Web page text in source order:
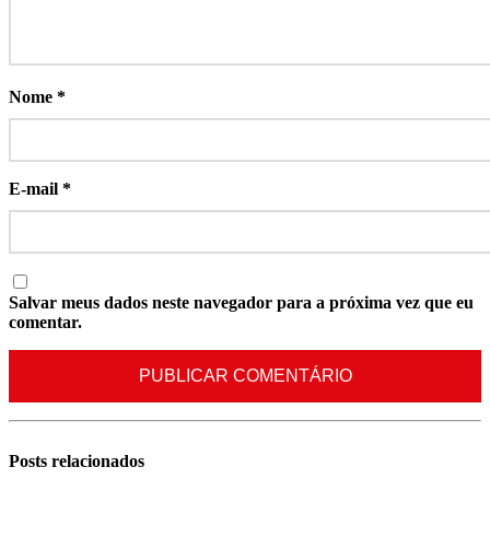
Nome *
E-mail *
Salvar meus dados neste navegador para a próxima vez que eu
comentar.
Posts relacionados